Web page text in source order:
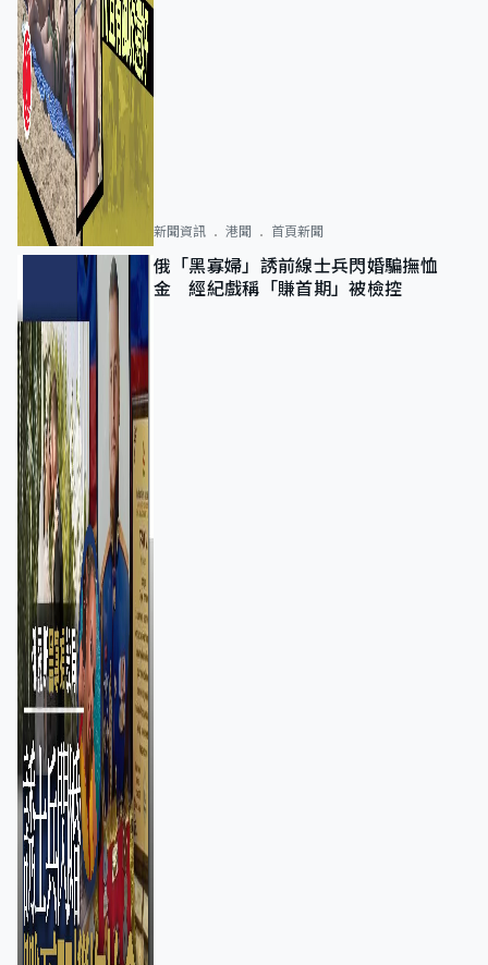
新聞資訊 港聞 首頁新聞
俄「黑寡婦」誘前線士兵閃婚騙撫恤
金 經紀戲稱「賺首期」被檢控